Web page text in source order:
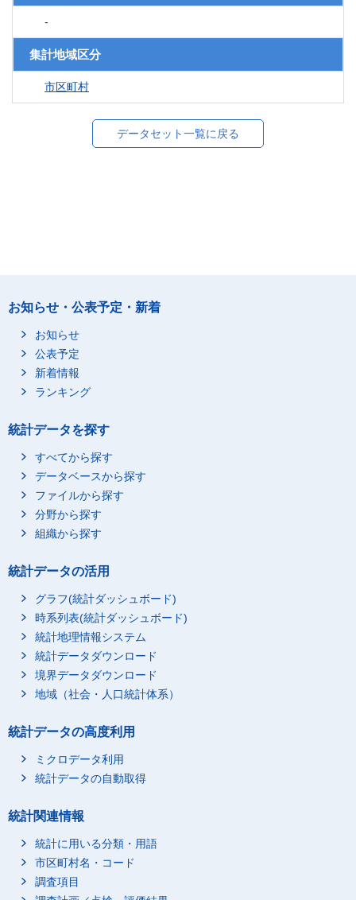
-
集計地域区分
市区町村
データセット一覧に戻る
お知らせ・公表予定・新着
お知らせ
公表予定
新着情報
ランキング
統計データを探す
すべてから探す
データベースから探す
ファイルから探す
分野から探す
組織から探す
統計データの活用
グラフ(統計ダッシュボード)
時系列表(統計ダッシュボード)
統計地理情報システム
統計データダウンロード
境界データダウンロード
地域（社会・人口統計体系）
統計データの高度利用
ミクロデータ利用
統計データの自動取得
統計関連情報
統計に用いる分類・用語
市区町村名・コード
調査項目